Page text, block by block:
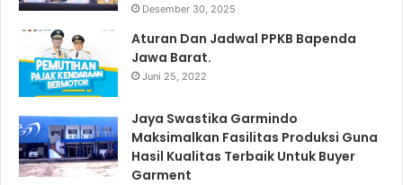
Desember 30, 2025
Aturan Dan Jadwal PPKB Bapenda
Jawa Barat.
Juni 25, 2022
Jaya Swastika Garmindo
Maksimalkan Fasilitas Produksi Guna
Hasil Kualitas Terbaik Untuk Buyer
Garment